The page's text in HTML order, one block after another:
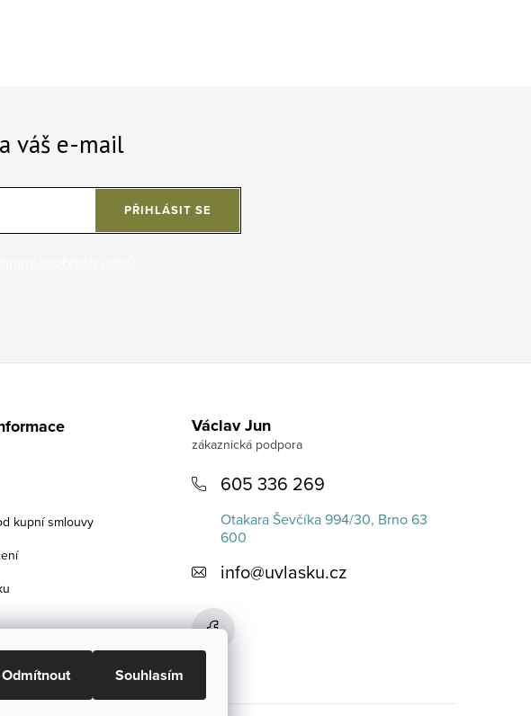
Odmítnout Souhlasím
váš e-mail
PŘIHLÁSIT SE
kupní smlouvy
Václav Jun
605 336 269
Otakara Ševčíka 994/30, Brno 63
600
info@uvlasku.cz